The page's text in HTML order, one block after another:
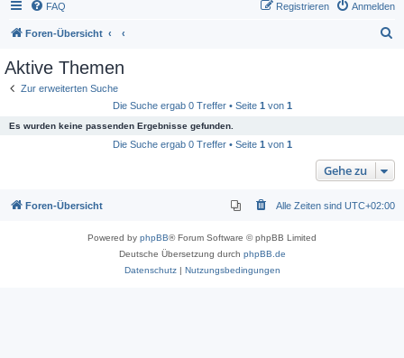
FAQ Anmelden
Registrieren
Foren-Übersicht
Aktive Themen
Zur erweiterten Suche
Die Suche ergab 0 Treffer • Seite 1 von 1
Es wurden keine passenden Ergebnisse gefunden.
Die Suche ergab 0 Treffer • Seite 1 von 1
Gehe zu
Foren-Übersicht Alle Zeiten sind UTC+02:00
Powered by phpBB® Forum Software © phpBB Limited
Deutsche Übersetzung durch phpBB.de
Datenschutz| Nutzungsbedingungen